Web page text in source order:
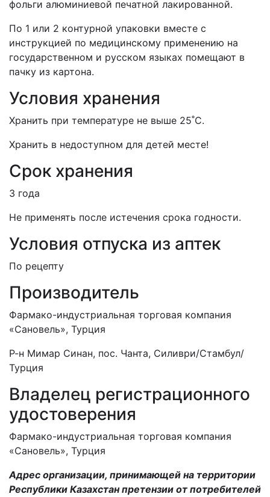
фольги алюминиевой печатной лакированной.
По 1 или 2 контурной упаковки вместе с
инструкцией по медицинскому применению на
государственном и русском языках помещают в
пачку из картона.
Условия хранения
Хранить при температуре не выше 25˚C.
Хранить в недоступном для детей месте!
Срок хранения
3 года
Не применять после истечения срока годности.
Условия отпуска из аптек
По рецепту
Производитель
Фармако-индустриальная торговая компания
«Сановель», Турция
Р-н Мимар Синан, пос. Чанта, Силиври/Стамбул/
Турция
Владелец регистрационного
удостоверения
Фармако-индустриальная торговая компания
«Сановель», Турция
Адрес организации, принимающей на территории
Республики Казахстан претензии от потребителей